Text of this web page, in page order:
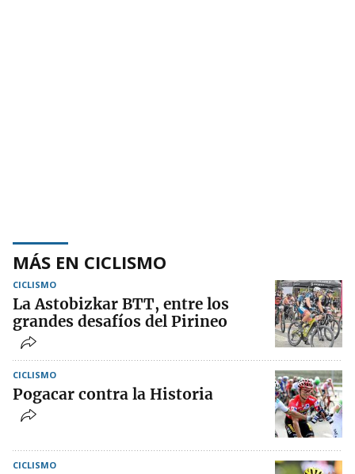
MÁS EN CICLISMO
CICLISMO
La Astobizkar BTT, entre los
grandes desafíos del Pirineo
CICLISMO
Pogacar contra la Historia
CICLISMO